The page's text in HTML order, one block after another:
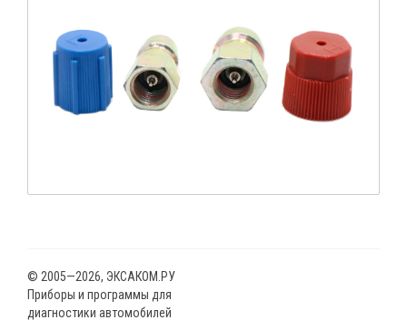
© 2005—2026, ЭКСАКОМ.РУ
Приборы и программы для
диагностики автомобилей